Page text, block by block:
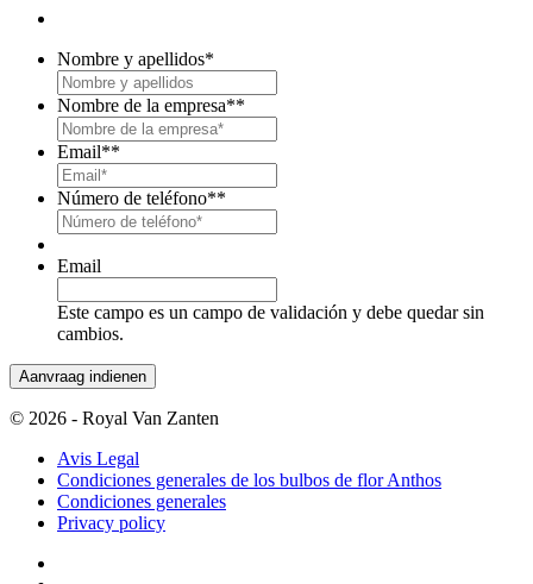
Nombre y apellidos*
Nombre de la empresa**
Email**
Número de teléfono**
Email
Este campo es un campo de validación y debe quedar sin
cambios.
© 2026 - Royal Van Zanten
Avis Legal
Condiciones generales de los bulbos de flor Anthos
Condiciones generales
Privacy policy